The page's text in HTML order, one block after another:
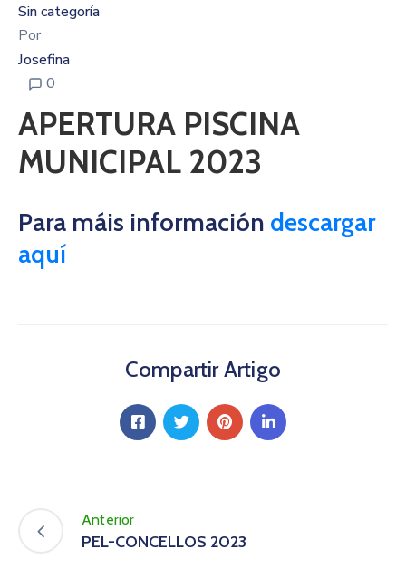
Sin categoría
Por
Josefina
0
APERTURA PISCINA
MUNICIPAL 2023
Para máis información descargar
aquí
Compartir Artigo
Anterior
PEL-CONCELLOS 2023